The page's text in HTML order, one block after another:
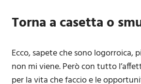
Torna a casetta o
Ecco, sapete che sono logorroica,
non mi viene. Però con tutto
per la vita che faccio e le